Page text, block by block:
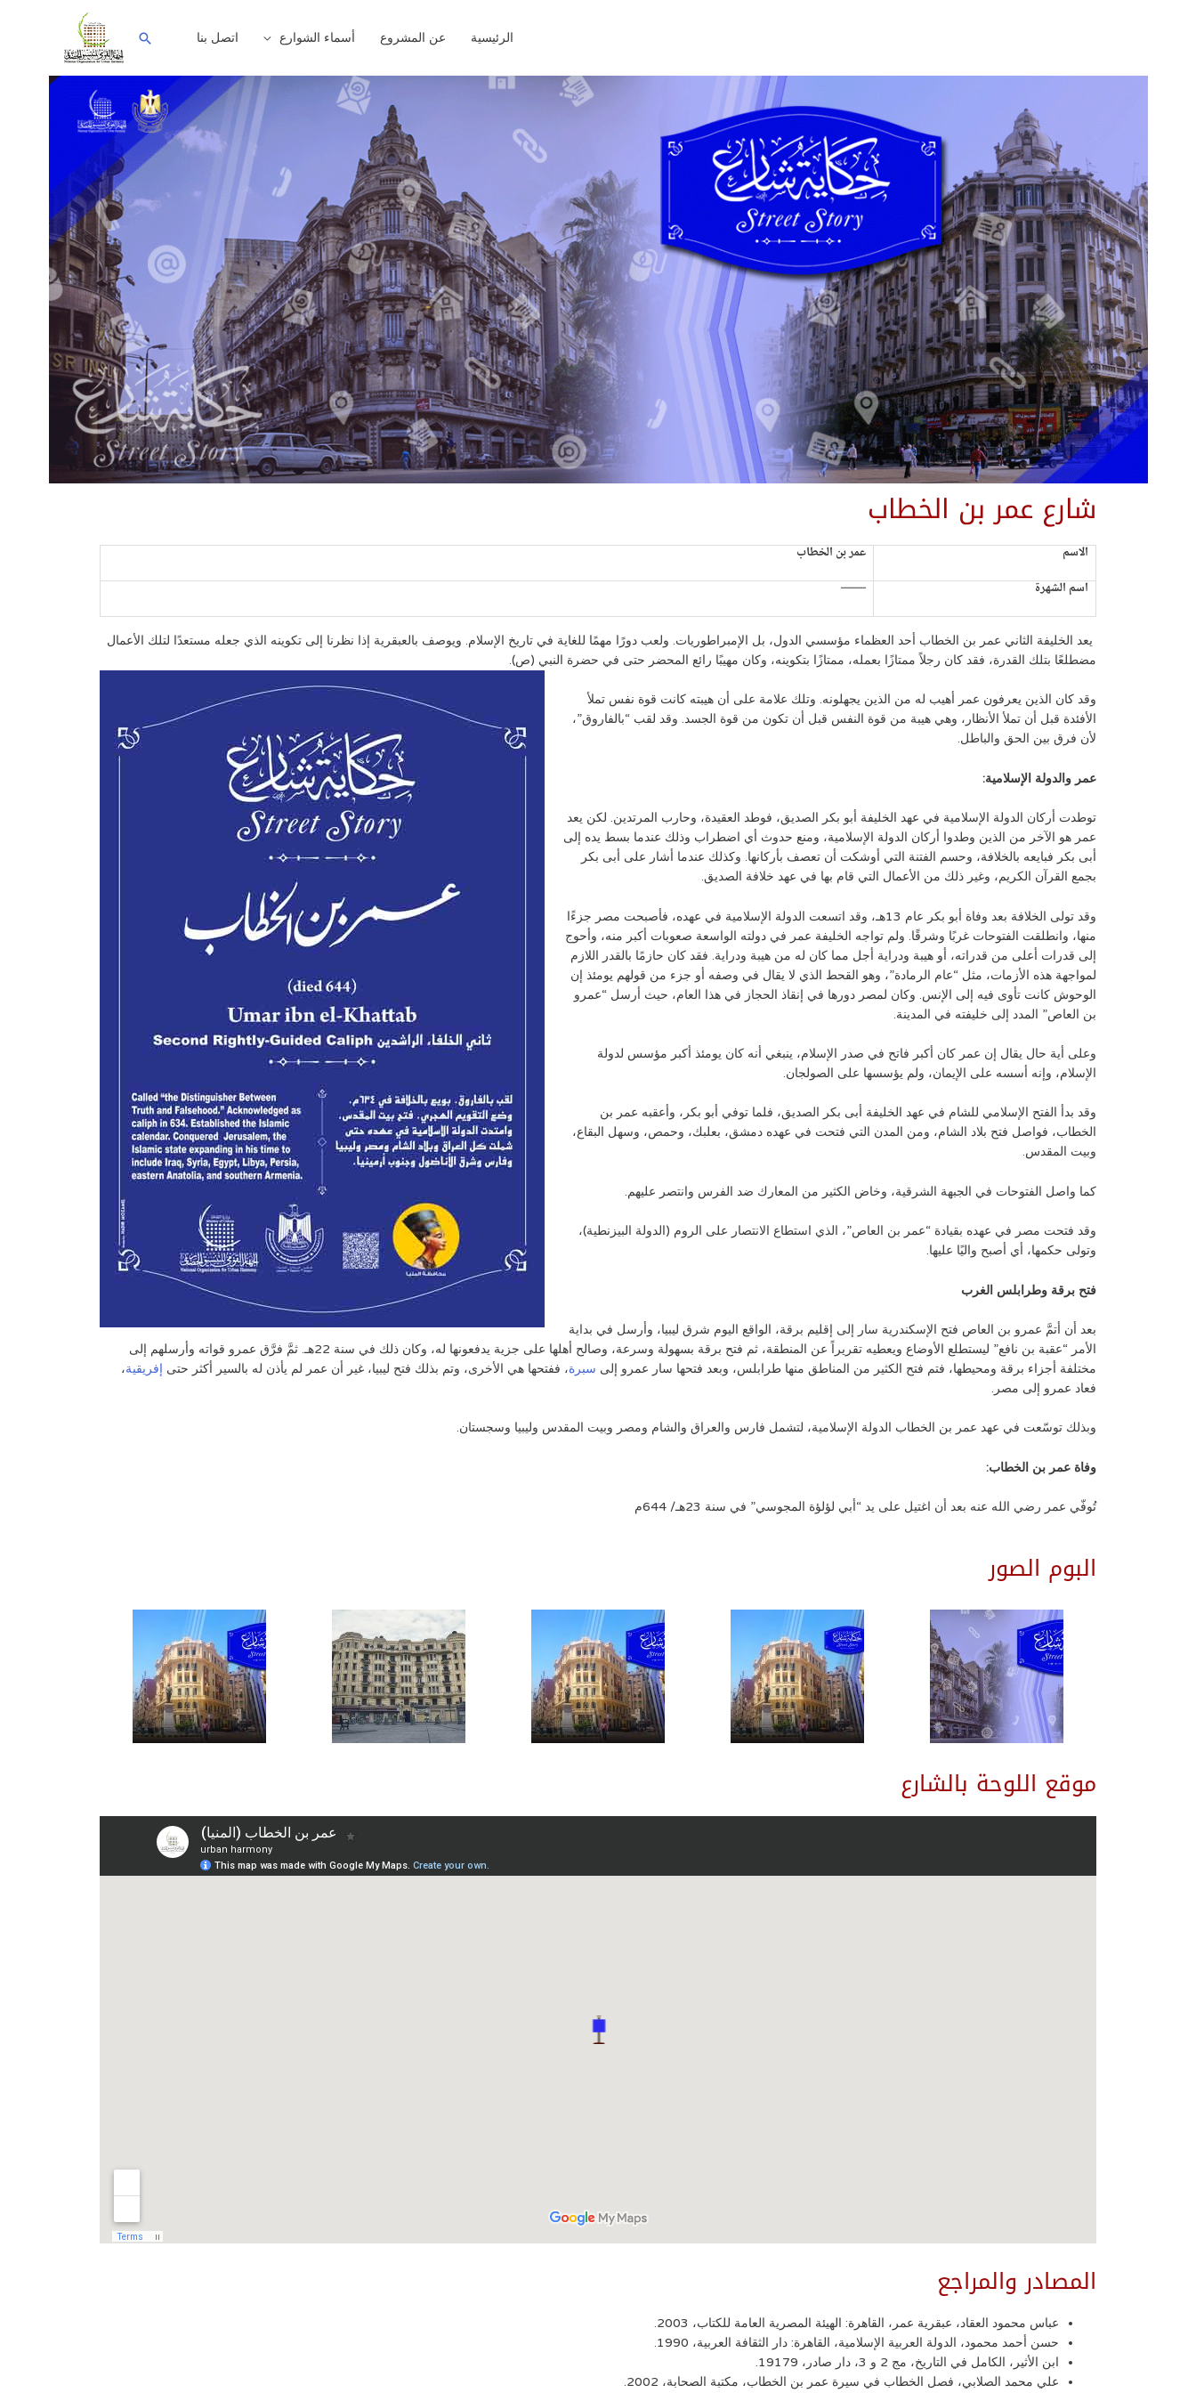
الرئيسية عن المشروع أسماء الشوارع اتصل بنا
شارع عمر بن الخطاب
الاسم
عمر بن الخطاب
اسم الشهرة
——
يعد الخليفة الثاني عمر بن الخطاب أحد العظماء مؤسسي الدول، بل الإمبراطوريات. ولعب دورًا مهمًا للغاية في تاريخ الإسلام. ويوصف بالعبقرية إذا نظرنا إلى تكوينه الذي جعله مستعدًا لتلك الأعمال
مضطلعًا بتلك القدرة، فقد كان رجلاً ممتازًا بعمله، ممتازًا بتكوينه، وكان مهيبًا رائع المحضر حتى في حضرة النبي (ص).
وقد كان الذين يعرفون عمر أهيب له من الذين يجهلونه. وتلك علامة على أن هيبته كانت قوة نفس تملأ
الأفئدة قبل أن تملأ الأنظار، وهي هيبة من قوة النفس قبل أن تكون من قوة الجسد. وقد لقب “بالفاروق”،
لأن فرق بين الحق والباطل.
عمر والدولة الإسلامية:
توطدت أركان الدولة الإسلامية في عهد الخليفة أبو بكر الصديق، فوطد العقيدة، وحارب المرتدين. لكن يعد
عمر هو الآخر من الذين وطدوا أركان الدولة الإسلامية، ومنع حدوث أي اضطراب وذلك عندما بسط يده إلى
أبى بكر فبايعه بالخلافة، وحسم الفتنة التي أوشكت أن تعصف بأركانها. وكذلك عندما أشار على أبى بكر
بجمع القرآن الكريم، وغير ذلك من الأعمال التي قام بها في عهد خلافة الصديق.
وقد تولى الخلافة بعد وفاة أبو بكر عام 13هـ، وقد اتسعت الدولة الإسلامية في عهده، فأصبحت مصر جزءًا
منها، وانطلقت الفتوحات غربًا وشرقًا. ولم تواجه الخليفة عمر في دولته الواسعة صعوبات أكبر منه، وأحوج
إلى قدرات أعلى من قدراته، أو هيبة ودراية أجل مما كان له من هيبة ودراية. فقد كان حازمًا بالقدر اللازم
لمواجهة هذه الأزمات، مثل “عام الرمادة”، وهو القحط الذي لا يقال في وصفه أو جزء من قولهم يومئذ إن
الوحوش كانت تأوى فيه إلى الإنس. وكان لمصر دورها في إنقاذ الحجاز في هذا العام، حيث أرسل “عمرو
بن العاص” المدد إلى خليفته في المدينة.
وعلى أية حال يقال إن عمر كان أكبر فاتح في صدر الإسلام، ينبغي أنه كان يومئذ أكبر مؤسس لدولة
الإسلام، وإنه أسسه على الإيمان، ولم يؤسسها على الصولجان.
وقد بدأ الفتح الإسلامي للشام في عهد الخليفة أبى بكر الصديق، فلما توفي أبو بكر، وأعقبه عمر بن
الخطاب، فواصل فتح بلاد الشام، ومن المدن التي فتحت في عهده دمشق، بعلبك، وحمص، وسهل البقاع،
وبيت المقدس.
كما واصل الفتوحات في الجبهة الشرقية، وخاض الكثير من المعارك ضد الفرس وانتصر عليهم.
وقد فتحت مصر في عهده بقيادة “عمر بن العاص”، الذي استطاع الانتصار على الروم (الدولة البيزنطية)،
وتولى حكمها، أي أصبح واليًا عليها.
فتح برقة وطرابلس الغرب
بعد أن أتمَّ عمرو بن العاص فتح الإسكندرية سار إلى إقليم برقة، الواقع اليوم شرق ليبيا، وأرسل في بداية
الأمر “عقبة بن نافع” ليستطلع الأوضاع ويعطيه تقريراً عن المنطقة، ثم فتح برقة بسهولة وسرعة، وصالح أهلها على جزية يدفعونها له، وكان ذلك في سنة 22هـ. ثمَّ فرَّق عمرو قواته وأرسلهم إلى
مختلفة أجزاء برقة ومحيطها، فتم فتح الكثير من المناطق منها طرابلس، وبعد فتحها سار عمرو إلى سبرة، ففتحها هي الأخرى، وتم بذلك فتح ليبيا، غير أن عمر لم يأذن له بالسير أكثر حتى إفريقية،
فعاد عمرو إلى مصر.
وبذلك توسّعت في عهد عمر بن الخطاب الدولة الإسلامية، لتشمل فارس والعراق والشام ومصر وبيت المقدس وليبيا وسجستان.
وفاة عمر بن الخطاب:
تُوفّي عمر رضي الله عنه بعد أن اغتيل على يد “أبي لؤلؤة المجوسي” في سنة 23هـ/ 644م
البوم الصور
موقع اللوحة بالشارع
المصادر والمراجع
عباس محمود العقاد، عبقرية عمر، القاهرة: الهيئة المصرية العامة للكتاب، 2003.
حسن أحمد محمود، الدولة العربية الإسلامية، القاهرة: دار الثقافة العربية، 1990.
ابن الأثير، الكامل في التاريخ، مج 2 و 3، دار صادر، 19179.
علي محمد الصلابي، فصل الخطاب في سيرة عمر بن الخطاب، مكتبة الصحابة، 2002.